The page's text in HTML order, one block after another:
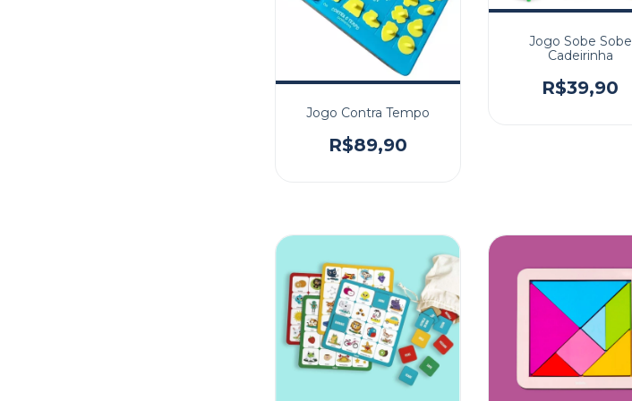
Jogo Contra Tempo
R$89,90
Jogo Sobe Sobe
Cadeirinha
R$39,90